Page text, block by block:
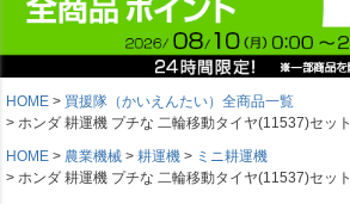
HOME
買援隊（かいえんたい）全商品一覧
ホンダ 耕運機 プチな 二輪移動タイヤ(11537)セット
HOME
農業機械 耕運機
ミニ耕運機
ホンダ 耕運機 プチな 二輪移動タイヤ(11537)セット